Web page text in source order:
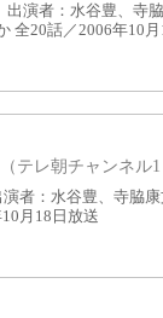
出演者：水谷豊、寺
全20話／2006年10
テレ朝チャンネル
者：水谷豊、寺脇
月18日放送